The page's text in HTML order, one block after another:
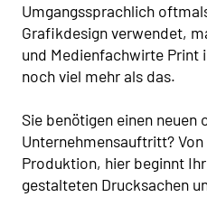
Umgangssprachlich
Grafikdesign verwendet,
und Medienfachwirte Print
noch viel mehr als das.
Sie benötigen einen neuen
Unternehmensauftritt?
Produktion, hier beginnt
gestalteten Drucksachen